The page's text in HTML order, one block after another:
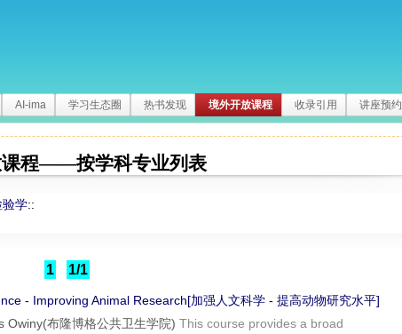
AI-ima 学习生态圈 热书发现 境外开放课程 收录引用 讲座预约
课程——按学科专业列表
验学::
1
1/1
- Improving Animal Research[加强人文科学 - 提高动物研究水平]
Owiny(布隆博格公共卫生学院) This course provides a broad